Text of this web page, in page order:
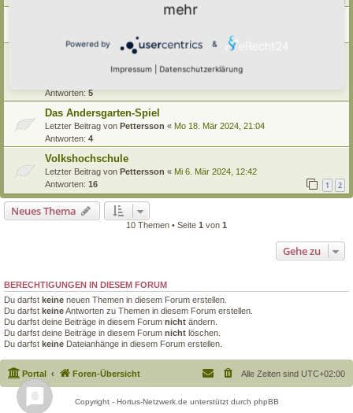
Artenfocus Niedersachsen
Fotos für Vortrag/ Webinar gesucht - Danke für Eure
Unterstützung
Antworten: 5
Das Andersgarten-Spiel
Letzter Beitrag von Pettersson « Mo 18. Mär 2024, 21:04
Antworten: 4
Volkshochschule
Letzter Beitrag von Pettersson « Mi 6. Mär 2024, 12:42
Antworten: 16 1 2
Neues Thema
10 Themen • Seite 1 von 1
Gehe zu
BERECHTIGUNGEN IN DIESEM FORUM
Du darfst keine neuen Themen in diesem Forum erstellen.
Du darfst keineAntworten zu Themen in diesem Forum erstellen.
Du darfst deine Beiträge in diesem Forum nicht ändern.
Du darfst deine Beiträge in diesem Forum nicht löschen.
Du darfst keine Dateianhänge in diesem Forum erstellen.
Portal Foren-Übersicht Alle Zeiten sind UTC+02:00
Copyright - Hortus-Netzwerk.de unterstützt durch phpBB
mehr
Powered by &
Impressum Datenschutzerklärung